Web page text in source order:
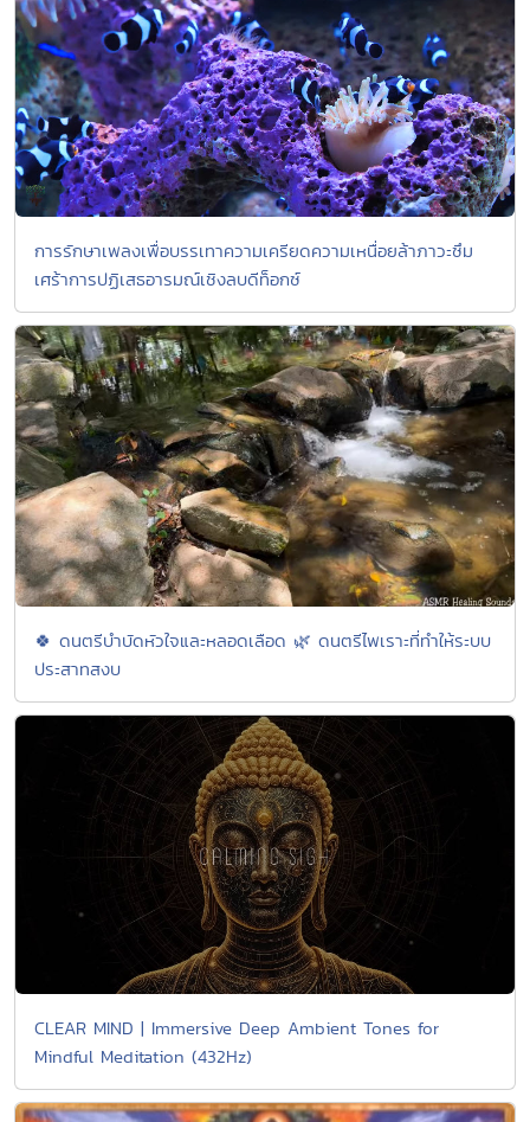
การรักษาเพลงเพื่อบรรเทาความเครียดความเหนื่อยล้าภาวะซึม
เศร้าการปฏิเสธอารมณ์เชิงลบดีท็อกซ์
🍀 ดนตรีบำบัดหัวใจและหลอดเลือด 🌿 ดนตรีไพเราะที่ทำให้ระบบ
ประสาทสงบ
CLEAR MIND | Immersive Deep Ambient Tones for
Mindful Meditation (432Hz)